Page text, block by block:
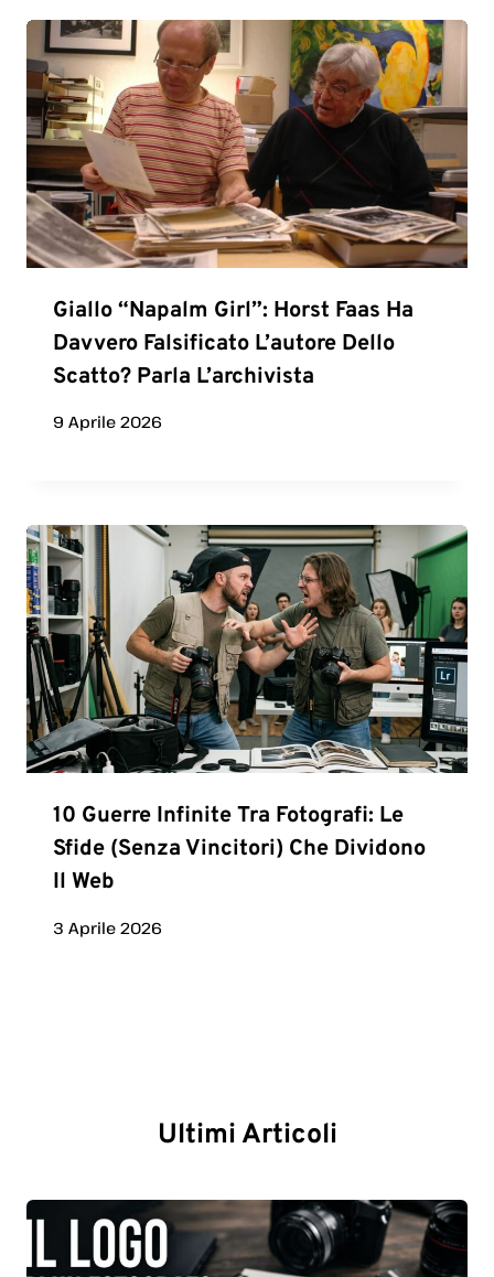
Giallo “Napalm Girl”: Horst Faas Ha
Davvero Falsificato L’autore Dello
Scatto? Parla L’archivista
9 Aprile 2026
10 Guerre Infinite Tra Fotografi: Le
Sfide (senza Vincitori) Che Dividono
Il Web
3 Aprile 2026
Ultimi Articoli